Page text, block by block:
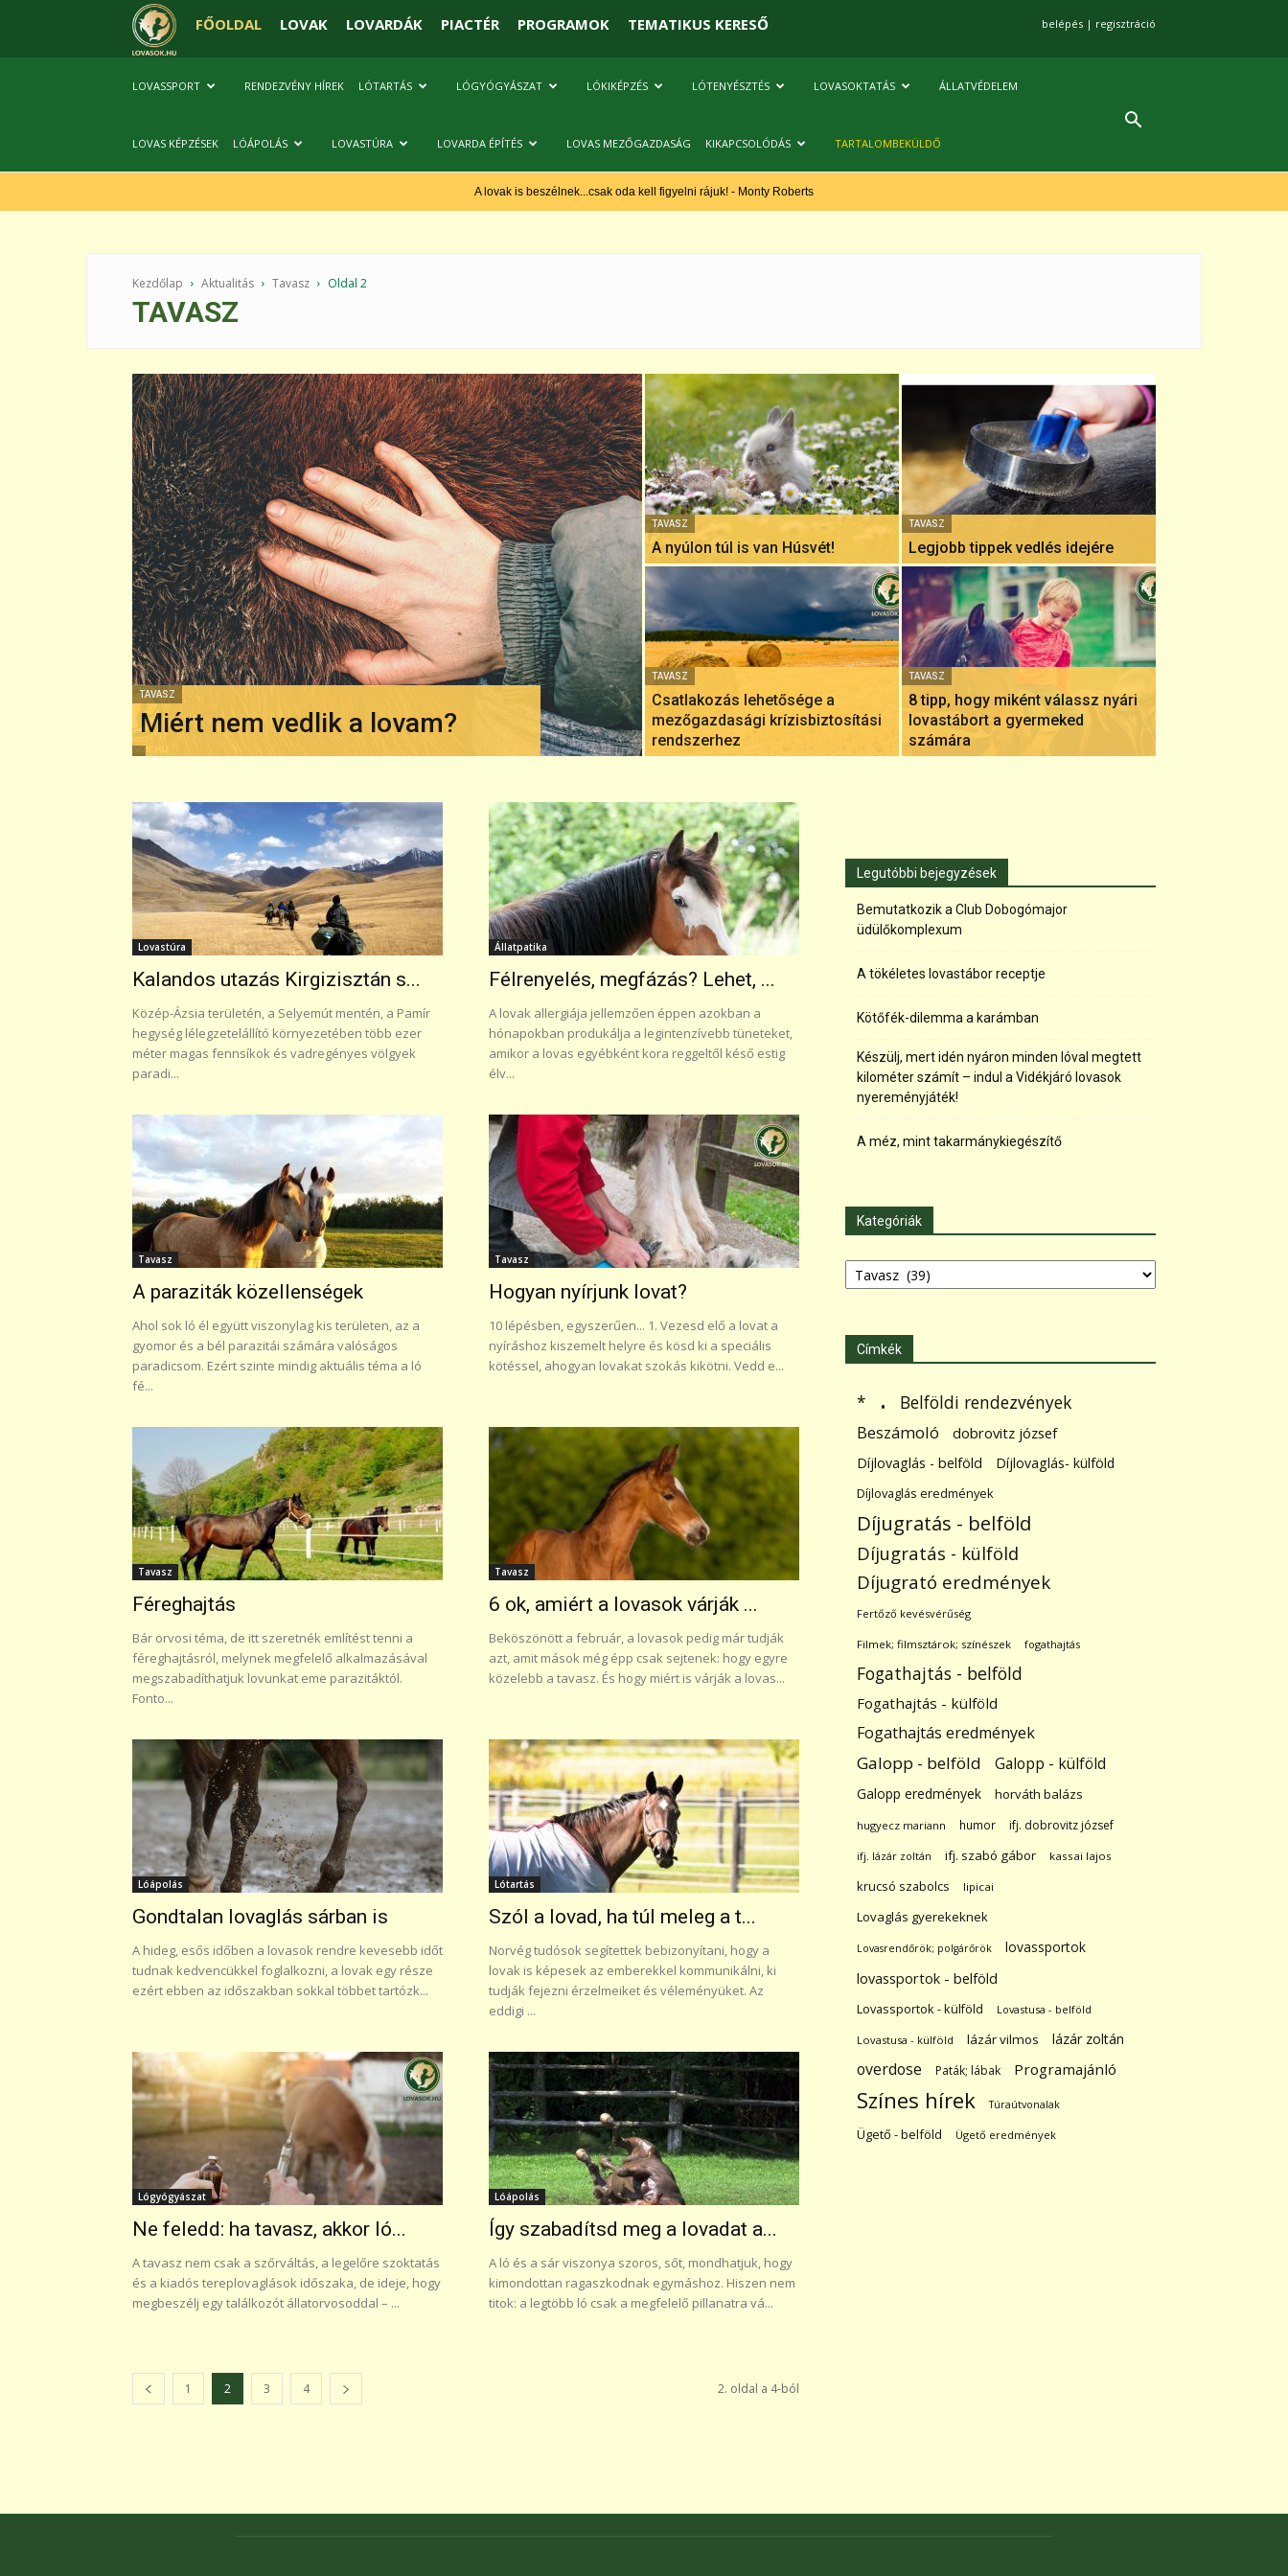
FŐOLDAL LOVAK LOVARDÁK PIACTÉR PROGRAMOK TEMATIKUS KERESŐ belépés | regisztráció
LOVASSPORT RENDEZVÉNY HÍREK LÓTARTÁS LÓGYÓGYÁSZAT LÓKIKÉPZÉS LÓTENYÉSZTÉS LOVASOKTATÁS ÁLLATVÉDELEM
LOVAS KÉPZÉSEK LÓÁPOLÁS LOVASTÚRA LOVARDA ÉPÍTÉS LOVAS MEZŐGAZDASÁG KIKAPCSOLÓDÁS TARTALOMBEKÜLDŐ
A lovak is beszélnek...csak oda kell figyelni rájuk! - Monty Roberts
Kezdőlap Aktualitás Tavasz Oldal 2
TAVASZ
TAVASZ
Miért nem vedlik a lovam?
TAVASZ
A nyúlon túl is van Húsvét!
TAVASZ
Legjobb tippek vedlés idejére
TAVASZ
Csatlakozás lehetősége a
mezőgazdasági krízisbiztosítási
rendszerhez
TAVASZ
8 tipp, hogy miként válassz nyári
lovastábort a gyermeked
számára
Lovastúra
Kalandos utazás Kirgizisztán s...
Közép-Ázsia területén, a Selyemút mentén, a Pamír
hegység lélegzetelállító környezetében több ezer
méter magas fennsíkok és vadregényes völgyek
paradi...
Állatpatika
Félrenyelés, megfázás? Lehet, ...
A lovak allergiája jellemzően éppen azokban a
hónapokban produkálja a legintenzívebb tüneteket,
amikor a lovas egyébként kora reggeltől késő estig
élv...
Tavasz
A paraziták közellenségek
Ahol sok ló él együtt viszonylag kis területen, az a
gyomor és a bél parazitái számára valóságos
paradicsom. Ezért szinte mindig aktuális téma a ló
fé...
Tavasz
Hogyan nyírjunk lovat?
10 lépésben, egyszerűen... 1. Vezesd elő a lovat a
nyíráshoz kiszemelt helyre és kösd ki a speciális
kötéssel, ahogyan lovakat szokás kikötni. Vedd e...
Tavasz
Féreghajtás
Bár orvosi téma, de itt szeretnék említést tenni a
féreghajtásról, melynek megfelelő alkalmazásával
megszabadíthatjuk lovunkat eme parazitáktól.
Fonto...
Tavasz
6 ok, amiért a lovasok várják ...
Beköszönött a február, a lovasok pedig már tudják
azt, amit mások még épp csak sejtenek: hogy egyre
közelebb a tavasz. És hogy miért is várják a lovas...
Lóápolás
Gondtalan lovaglás sárban is
A hideg, esős időben a lovasok rendre kevesebb időt
tudnak kedvencükkel foglalkozni, a lovak egy része
ezért ebben az időszakban sokkal többet tartózk...
Lótartás
Szól a lovad, ha túl meleg a t...
Norvég tudósok segítettek bebizonyítani, hogy a
lovak is képesek az emberekkel kommunikálni, ki
tudják fejezni érzelmeiket és véleményüket. Az
eddigi ...
Lógyógyászat
Ne feledd: ha tavasz, akkor ló...
A tavasz nem csak a szőrváltás, a legelőre szoktatás
és a kiadós tereplovaglások időszaka, de ideje, hogy
megbeszélj egy találkozót állatorvosoddal – ...
Lóápolás
Így szabadítsd meg a lovadat a...
A ló és a sár viszonya szoros, sőt, mondhatjuk, hogy
kimondottan ragaszkodnak egymáshoz. Hiszen nem
titok: a legtöbb ló csak a megfelelő pillanatra vá...
1 2 3 4 2. oldal a 4-ból
Legutóbbi bejegyzések
Bemutatkozik a Club Dobogómajor
üdülőkomplexum
A tökéletes lovastábor receptje
Kötőfék-dilemma a karámban
Készülj, mert idén nyáron minden lóval megtett
kilométer számít – indul a Vidékjáró lovasok
nyereményjáték!
A méz, mint takarmánykiegészítő
Kategóriák
Kategóriák
Címkék
* . Belföldi rendezvények
Beszámoló dobrovitz józsef
Díjlovaglás - belföld Díjlovaglás- külföld
Díjlovaglás eredmények
Díjugratás - belföld
Díjugratás - külföld
Díjugrató eredmények
Fertőző kevésvérűség
Filmek; filmsztárok; színészek fogathajtás
Fogathajtás - belföld
Fogathajtás - külföld
Fogathajtás eredmények
Galopp - belföld Galopp - külföld
Galopp eredmények horváth balázs
hugyecz mariann humor ifj. dobrovitz józsef
ifj. lázár zoltán ifj. szabó gábor kassai lajos
krucsó szabolcs lipicai
Lovaglás gyerekeknek
Lovasrendőrök; polgárőrök
lovassportok
lovassportok - belföld
Lovassportok - külföld Lovastusa - belföld
Lovastusa - külföld lázár vilmos lázár zoltán
overdose Paták; lábak Programajánló
Színes hírek Túraútvonalak
Ügető - belföld Ügető eredmények